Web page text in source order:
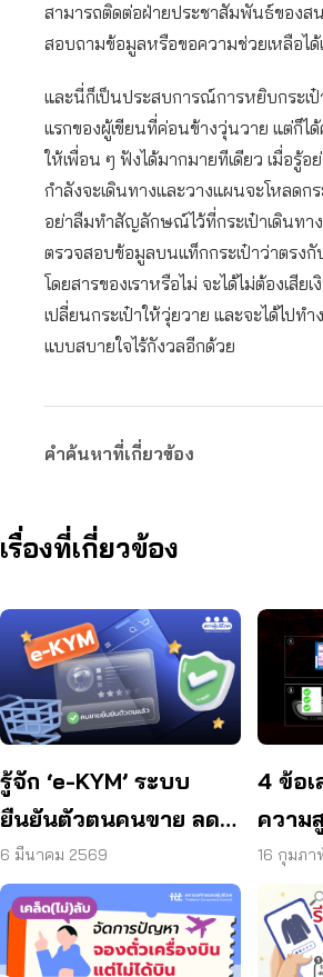
สามารถติดต่อฝ่ายประชาสัมพันธ์ของส
สอบถามข้อมูลหรือขอความช่วยเหลือได้
และนี่ก็เป็นประสบการณ์การหยิบกระเป๋
แรกของผู้เขียนที่ค่อนข้างวุ่นวาย แต่ก็ไ
ให้เพื่อน ๆ ฟังได้มากมายทีเดียว เมื่อรู้อ
กำลังจะเดินทางและวางแผนจะโหลดกร
อย่าลืมทำสัญลักษณ์ไว้ที่กระเป๋าเดินทา
ตรวจสอบข้อมูลบนแท็กกระเป๋าว่าตรง
โดยสารของเราหรือไม่ จะได้ไม่ต้องเสีย
เปลี่ยนกระเป๋าให้วุ่ยวาย และจะได้ไปทำ
แบบสบายใจไร้กังวลอีกด้วย
คำค้นหาที่เกี่ยวข้อง
เรื่องที่เกี่ยวข้อง
รู้จัก ‘e-KYM’ ระบบ
ยืนยันตัวตนคนขาย ลด
โกงออนไลน์
6 มีนาคม 2569
4 ข้อเ
ความ
ทาคา
16 กุมภา